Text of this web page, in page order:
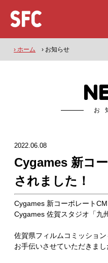
› ホーム › お知らせ
お
2022.06.08
Cygames 新コ
されました！
Cygames 新コーポレートCM
Cygames 佐賀スタジオ「九
佐賀県フィルムコミッショ
お手伝いさせていただきまし